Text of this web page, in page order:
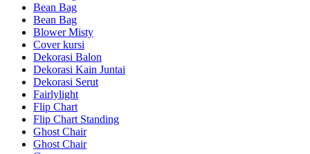
Bean Bag
Bean Bag
Blower Misty
Cover kursi
Dekorasi Balon
Dekorasi Kain Juntai
Dekorasi Serut
Fairlylight
Flip Chart
Flip Chart Standing
Ghost Chair
Ghost Chair